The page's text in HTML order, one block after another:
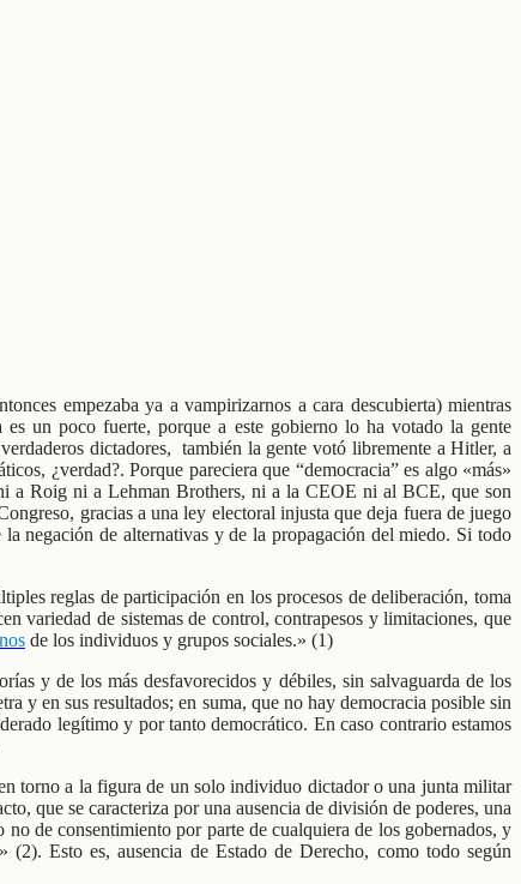
empezaba ya a vampirizarnos a cara descubierta) mientras
un poco fuerte, porque a este gobierno lo ha votado la gente
dictadores, también la gente votó libremente a Hitler, a
¿verdad?. Porque pareciera que “democracia” es algo «más»
a Roig ni a Lehman Brothers, ni a la CEOE ni al BCE, que son
gracias a una ley electoral injusta que deja fuera de juego
negación de alternativas y de la propagación del miedo. Si todo
reglas de participación en los procesos de deliberación, toma
variedad de sistemas de control, contrapesos y limitaciones, que
de los individuos y grupos sociales.» (1)
y de los más desfavorecidos y débiles, sin salvaguarda de los
y en sus resultados; en suma, que no hay democracia posible sin
legítimo y por tanto democrático. En caso contrario estamos
torno a la figura de un solo individuo dictador o una junta militar
que se caracteriza por una ausencia de división de poderes, una
de consentimiento por parte de cualquiera de los gobernados, y
Esto es, ausencia de Estado de Derecho, como todo según